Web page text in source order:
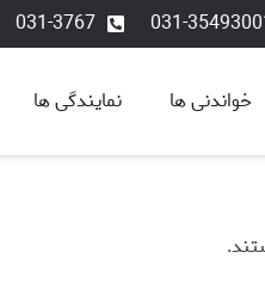
031-
031-3767
خواندنی ها نمایندگی ها